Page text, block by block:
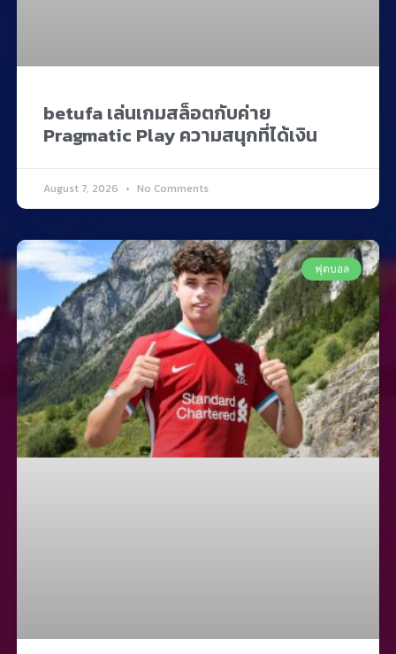
betufa เล่นเกมสล็อตกับค่าย
Pragmatic Play ความสนุกที่ได้เงิน
August 7, 2026 No Comments
ฟุตบอล